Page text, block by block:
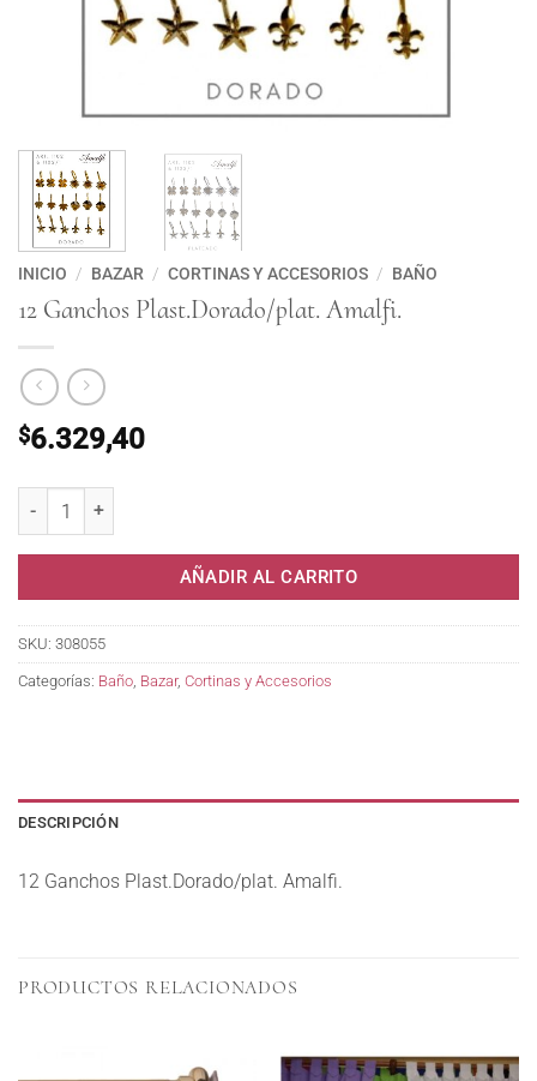
INICIO / BAZAR / CORTINAS Y ACCESORIOS / BAÑO
12 Ganchos Plast.Dorado/plat. Amalfi.
$6.329,40
AÑADIR AL CARRITO
SKU: 308055
Categorías: Baño, Bazar, Cortinas y Accesorios
DESCRIPCIÓN
12 Ganchos Plast.Dorado/plat. Amalfi.
PRODUCTOS RELACIONADOS